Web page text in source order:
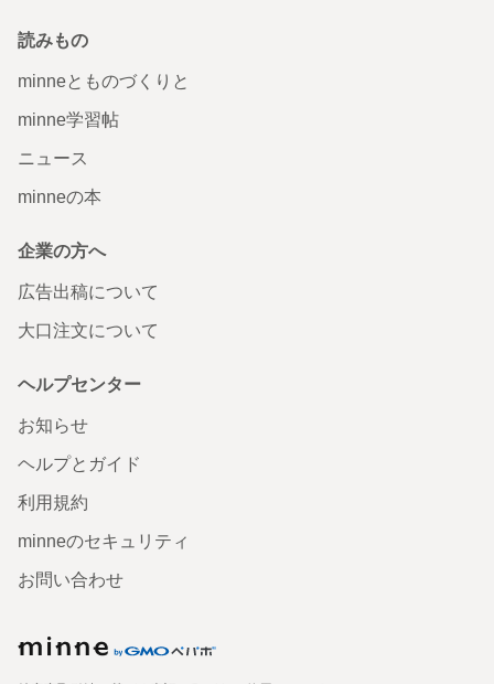
読みもの
minneとものづくりと
minne学習帖
ニュース
minneの本
企業の方へ
広告出稿について
大口注文について
ヘルプセンター
お知らせ
ヘルプとガイド
利用規約
minneのセキュリティ
お問い合わせ